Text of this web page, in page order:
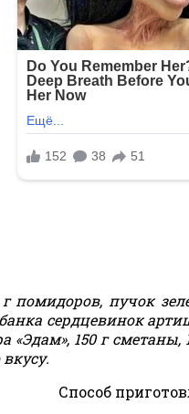
помидоров, пучок
сердцевинок
«Эдам», 150 г
Способ